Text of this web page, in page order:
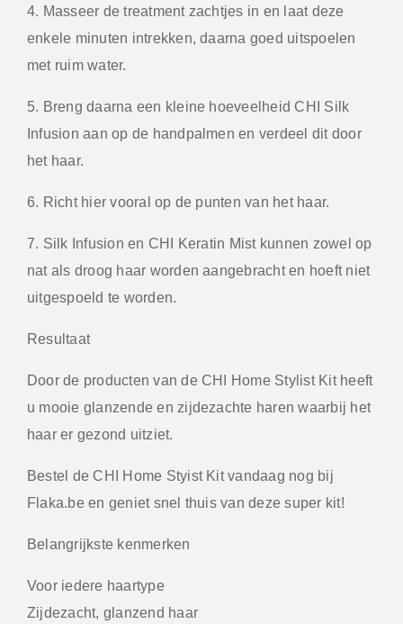
4. Masseer de treatment zachtjes in en laat deze
enkele minuten intrekken, daarna goed uitspoelen
met ruim water.
5. Breng daarna een kleine hoeveelheid CHI Silk
Infusion aan op de handpalmen en verdeel dit door
het haar.
6. Richt hier vooral op de punten van het haar.
7. Silk Infusion en CHI Keratin Mist kunnen zowel op
nat als droog haar worden aangebracht en hoeft niet
uitgespoeld te worden.
Resultaat
Door de producten van de CHI Home Stylist Kit heeft
u mooie glanzende en zijdezachte haren waarbij het
haar er gezond uitziet.
Bestel de CHI Home Styist Kit vandaag nog bij
Flaka.be en geniet snel thuis van deze super kit!
Belangrijkste kenmerken
Voor iedere haartype
Zijdezacht, glanzend haar